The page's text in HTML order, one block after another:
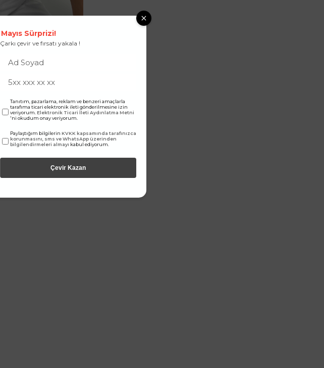
Mayıs Sürprizi!
Çarkı çevir ve fırsatı yakala !
Tanıtım, pazarlama, reklam ve benzeri amaçlarla
tarafıma ticari elektronik ileti gönderilmesine izin
veriyorum. Elektronik Ticari İleti Aydınlatma Metni
'ni okudum onay veriyorum.
Paylaştığım bilgilerin KVKK kapsamında tarafınızca
korunmasını, sms ve WhatsApp üzerinden
bilgilendirmeleri almayı kabul ediyorum.
Çevir Kazan